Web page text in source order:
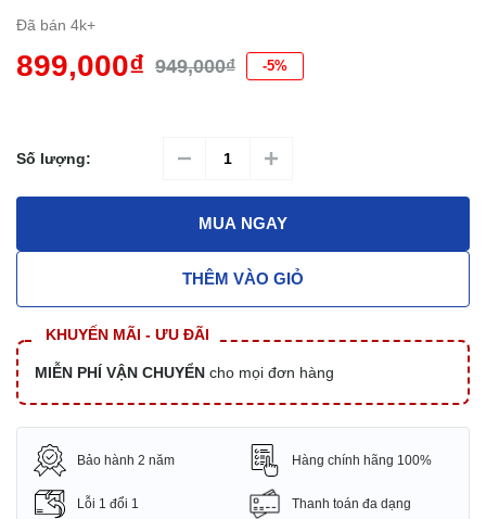
Đã bán 4k+
899,000₫ 949,000₫ -5%
Số lượng:
MUA NGAY
THÊM VÀO GIỎ
KHUYẾN MÃI - ƯU ĐÃI
MIỄN PHÍ VẬN CHUYỂN cho mọi đơn hàng
Bảo hành 2 năm Hàng chính hãng 100%
Lỗi 1 đổi 1 Thanh toán đa dạng